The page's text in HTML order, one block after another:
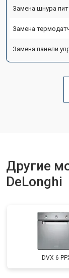
Замена шнура
Замена
Замена панели
Другие
DeLonghi
DVX 6